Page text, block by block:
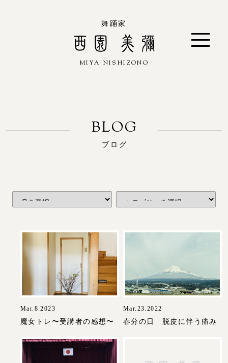
舞踊家
西園 美彌
MIYA NISHIZONO
ブログ
Mar.8.2023
魔女トレ〜受講者の感想〜
Mar.23.2022
春分の日 脱皮に伴う痛み